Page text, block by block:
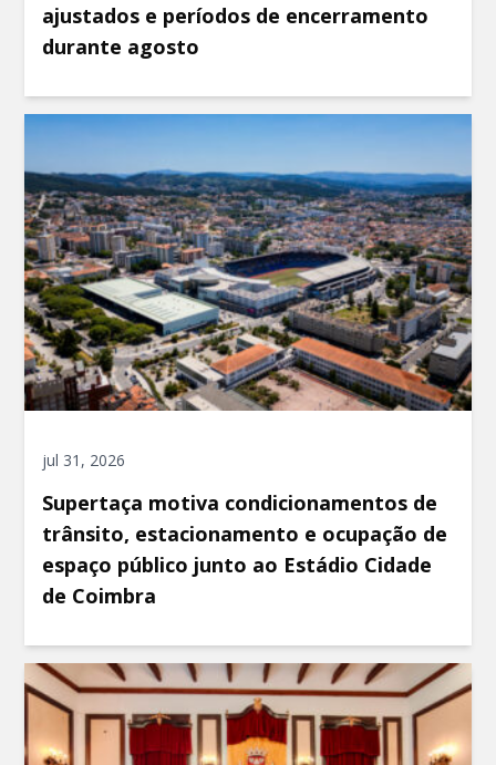
ajustados e períodos de encerramento
durante agosto
jul 31, 2026
Supertaça motiva condicionamentos de
trânsito, estacionamento e ocupação de
espaço público junto ao Estádio Cidade
de Coimbra